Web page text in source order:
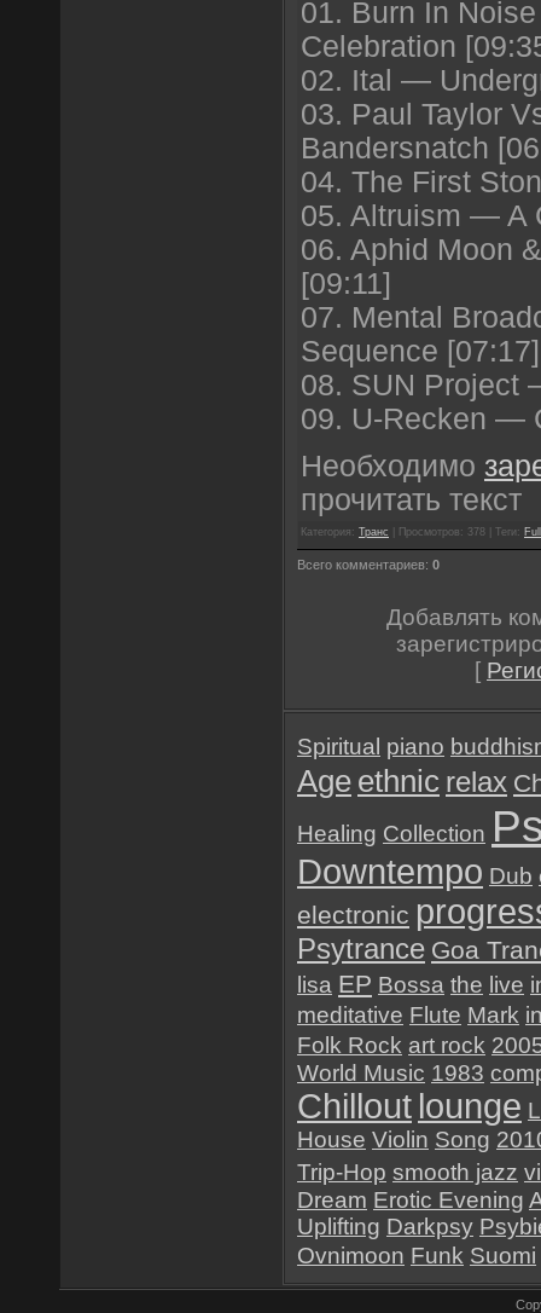
01. Burn In
Celebration
02. Ital —
03. Paul Taylor
Bandersnatch
04. The First
05. Altruism — A
06. Aphid Moon
[09:11]
07. Mental
Sequence [07:17]
08. SUN Project
09. U-Recken —
Необходимо
прочитать текст
Категория: Транс | Просмотров: 378 | Теги:
Всего комментариев: 0
Добавлять
[
Spiritual piano
Age ethnic relax
Healing Collection
Downtempo Dub
electronic
Psytrance Goa
lisa EP Bossa the live
meditative Flute Mark
Folk Rock art rock
World Music 1983
Chillout lounge
House Violin Song
Trip-Hop smooth jazz
Dream Erotic Evening
Uplifting Darkpsy
Ovnimoon Funk Suomi